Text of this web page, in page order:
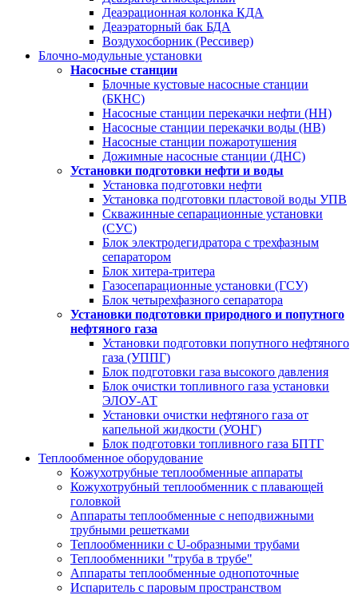
Деаэрационная колонка КДА
Деаэраторный бак БДА
Воздухосборник (Рессивер)
Блочно-модульные установки
Насосные станции
Блочные кустовые насосные станции
(БКНС)
Насосные станции перекачки нефти (НН)
Насосные станции перекачки воды (НВ)
Насосные станции пожаротушения
Дожимные насосные станции (ДНС)
Установки подготовки нефти и воды
Установка подготовки нефти
Установка подготовки пластовой воды УПВ
Скважинные сепарационные установки
(СУС)
Блок электродегидратора с трехфазным
сепаратором
Блок хитера-тритера
Газосепарационные установки (ГСУ)
Блок четырехфазного сепаратора
Установки подготовки природного и попутного
нефтяного газа
Установки подготовки попутного нефтяного
газа (УППГ)
Блок подготовки газа высокого давления
Блок очистки топливного газа установки
ЭЛОУ-АТ
Установки очистки нефтяного газа от
капельной жидкости (УОНГ)
Блок подготовки топливного газа БПТГ
Теплообменное оборудование
Кожухотрубные теплообменные аппараты
Кожухотрубный теплообменник с плавающей
головкой
Аппараты теплообменные с неподвижными
трубными решетками
Теплообменники с U-образными трубами
Теплообменники "труба в трубе"
Аппараты теплообменные однопоточные
Испаритель с паровым пространством